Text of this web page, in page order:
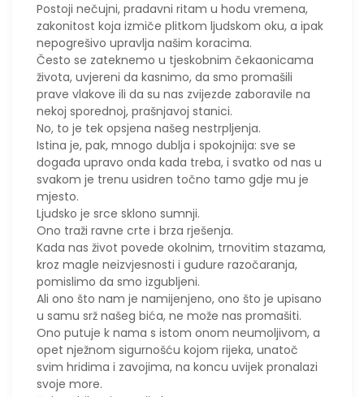
​Postoji nečujni, pradavni ritam u hodu vremena,
zakonitost koja izmiče plitkom ljudskom oku, a ipak
nepogrešivo upravlja našim koracima.
Često se zateknemo u tjeskobnim čekaonicama
života, uvjereni da kasnimo, da smo promašili
prave vlakove ili da su nas zvijezde zaboravile na
nekoj sporednoj, prašnjavoj stanici.
No, to je tek opsjena našeg nestrpljenja.
Istina je, pak, mnogo dublja i spokojnija: sve se
događa upravo onda kada treba, i svatko od nas u
svakom je trenu usidren točno tamo gdje mu je
mjesto.
​Ljudsko je srce sklono sumnji.
Ono traži ravne crte i brza rješenja.
Kada nas život povede okolnim, trnovitim stazama,
kroz magle neizvjesnosti i gudure razočaranja,
pomislimo da smo izgubljeni.
Ali ono što nam je namijenjeno, ono što je upisano
u samu srž našeg bića, ne može nas promašiti.
Ono putuje k nama s istom onom neumoljivom, a
opet nježnom sigurnošću kojom rijeka, unatoč
svim hridima i zavojima, na koncu uvijek pronalazi
svoje more.